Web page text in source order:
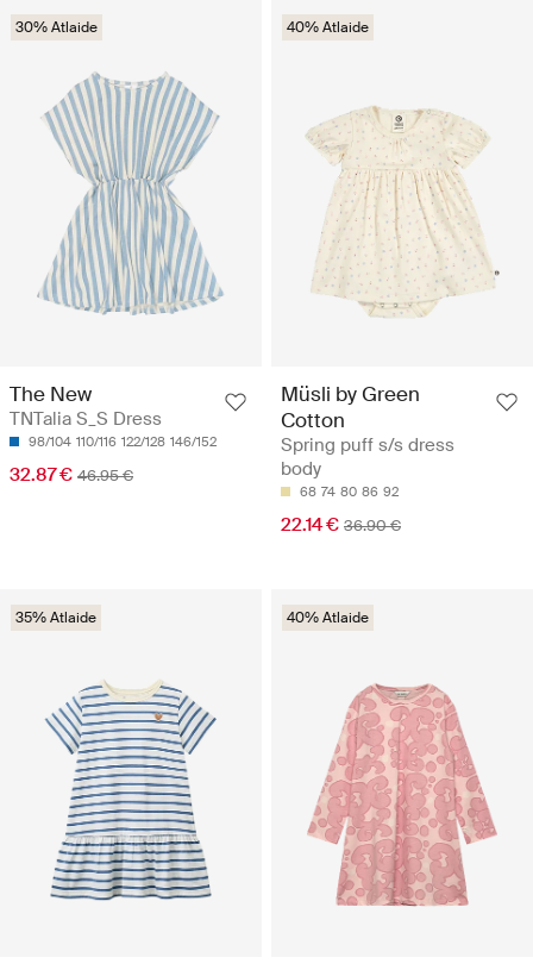
30% Atlaide
The New
TNTalia S_S Dress
98/104 110/116 122/128 146/152
32.87 € 46.95 €
40% Atlaide
Müsli by Green
Cotton
Spring puff s/s dress
body
68 74 80 86 92
22.14 € 36.90 €
35% Atlaide 40% Atlaide